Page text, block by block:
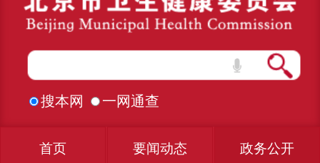
搜本网 一网通查
首页 要闻动态 政务公开